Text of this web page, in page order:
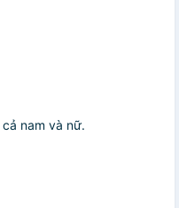
nam và nữ.